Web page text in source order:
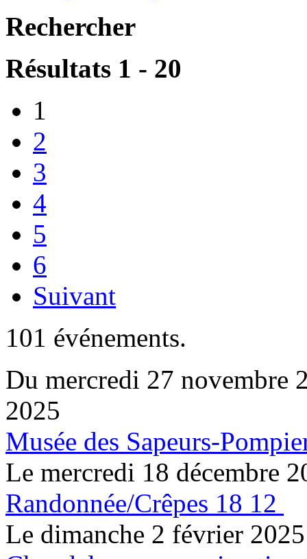
Rechercher
Résultats 1 - 20
1
2
3
4
5
6
Suivant
101 événements.
Du mercredi 27 novembre
2025
Musée des Sapeurs-
Le mercredi 18 décembre
Randonnée/Crêpes 18 12
Le dimanche 2 février 2025